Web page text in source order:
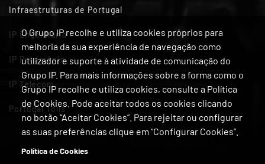
O Grupo IP recolhe e utiliza cookies próprios para
melhoria da sua experiência de navegação como
utilizador e suporte à atividade de comunicação do
Grupo IP. Para mais informações sobre a forma como o
Grupo IP recolhe e utiliza cookies, consulte a Política
de Cookies. Pode aceitar todos os cookies clicando
no botão “Aceitar Cookies”. Para rejeitar ou configurar
as suas preferências clique em “Configurar Cookies”.
Política de Cookies
Infraestruturas de Portugal
IP Engenharia
IP Património
IP Telecom
Portugal Tolls